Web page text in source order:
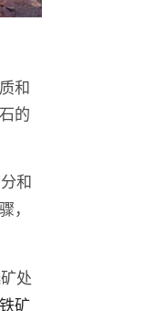
和
的
和
，
处
矿